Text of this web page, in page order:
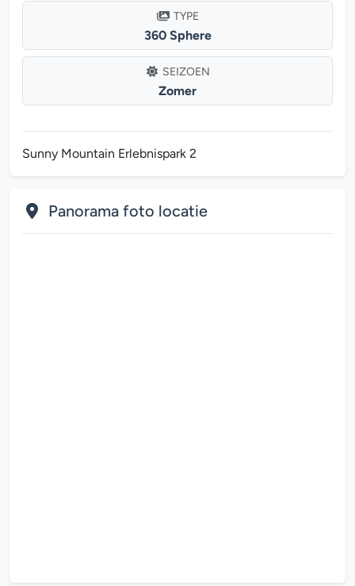
TYPE
360 Sphere
SEIZOEN
Zomer
Sunny Mountain Erlebnispark 2
Panorama foto locatie